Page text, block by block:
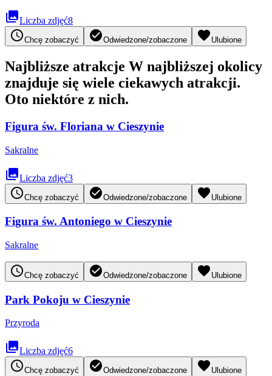
collectionsLiczba zdjęć8
access_timeChcę zobaczyć check_circleOdwiedzone/zobaczone favorite Ulubione
Najbliższe atrakcje W najbliższej okolicy
znajduje się wiele ciekawych atrakcji.
Oto niektóre z nich.
Figura św. Floriana w Cieszynie
Sakralne
collectionsLiczba zdjęć3
access_timeChcę zobaczyć check_circleOdwiedzone/zobaczone favorite Ulubione
Figura św. Antoniego w Cieszynie
Sakralne
access_timeChcę zobaczyć check_circleOdwiedzone/zobaczone favorite Ulubione
Park Pokoju w Cieszynie
Przyroda
collectionsLiczba zdjęć6
access_timeChcę zobaczyć check_circleOdwiedzone/zobaczone favorite Ulubione